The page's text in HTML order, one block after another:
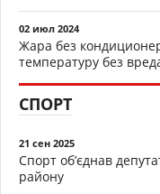
02 июл 2024
Жара без
температуру без
СПОРТ
21 сен 2025
Спорт об’єднав
району